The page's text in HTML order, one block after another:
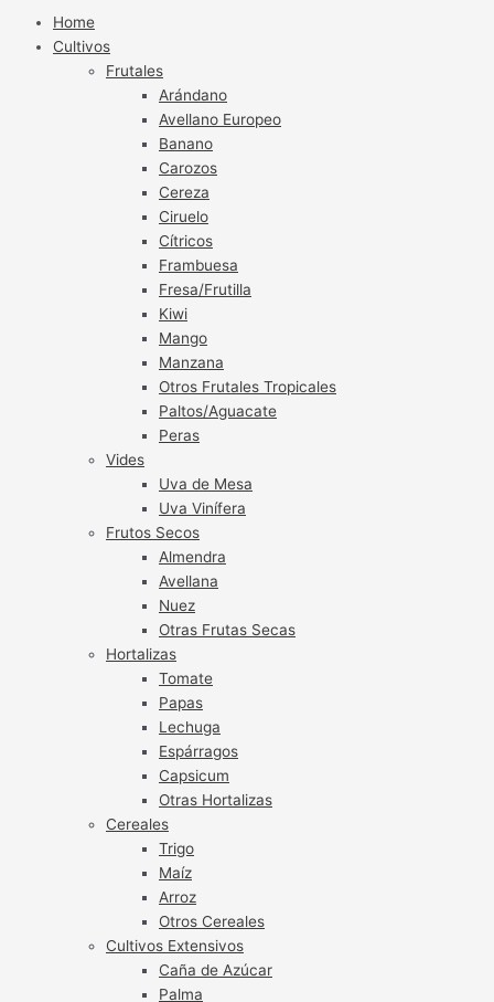
Home
Cultivos
Frutales
Arándano
Avellano Europeo
Banano
Carozos
Cereza
Ciruelo
Cítricos
Frambuesa
Fresa/Frutilla
Kiwi
Mango
Manzana
Otros Frutales Tropicales
Paltos/Aguacate
Peras
Vides
Uva de Mesa
Uva Vinífera
Frutos Secos
Almendra
Avellana
Nuez
Otras Frutas Secas
Hortalizas
Tomate
Papas
Lechuga
Espárragos
Capsicum
Otras Hortalizas
Cereales
Trigo
Maíz
Arroz
Otros Cereales
Cultivos Extensivos
Caña de Azúcar
Palma